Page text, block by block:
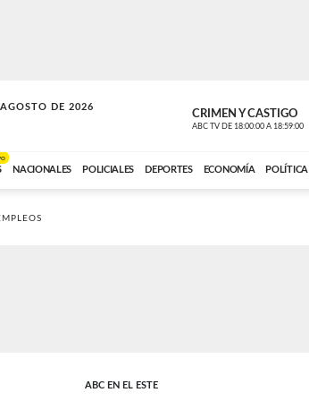
DE 2026
MÚSICA CRIMEN Y CASTIGO
ABC TV DE 18:00:00 A 18:59:00
NACIONALES POLICIALES DEPORTES ECONOMÍA POLÍTICA
ABC EN EL ESTE